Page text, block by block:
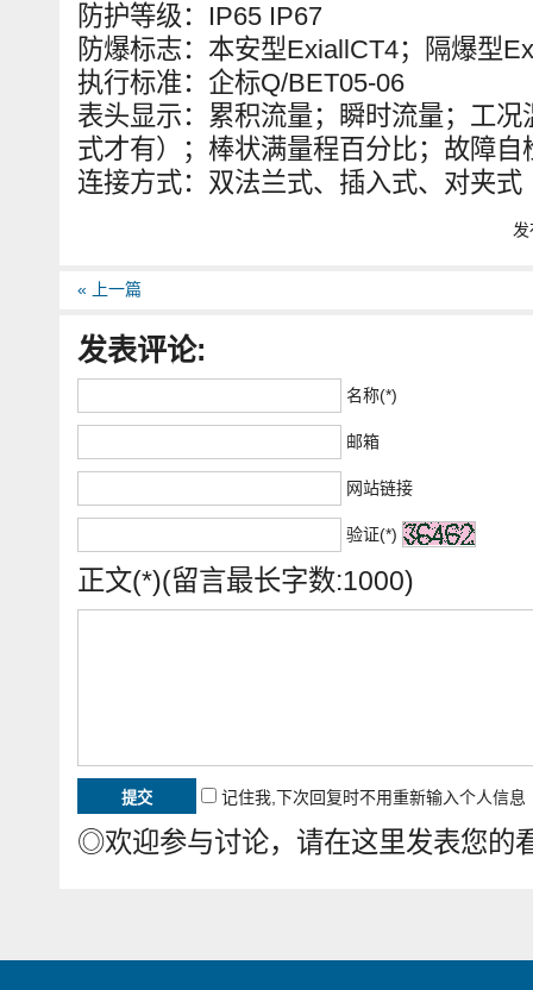
防护等级：IP65 IP67
防爆标志：本安型ExiallCT4；隔爆型
执行标准：企标Q/BET05-06
表头显示：累积流量；瞬时流量；工
式才有）；棒状满量程百分比；故障自
连接方式：双法兰式、插入式、对夹式
« 上一篇
发表评论:
名称(*)
邮箱
网站链接
验证(*)
正文(*)(留言最长字数:1000)
记住我,下次回复时不用重新输入个人信息
◎欢迎参与讨论，请在这里发表您的